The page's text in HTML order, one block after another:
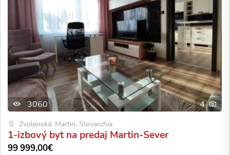
3060 4
Zvolenská, Martin, Slovacchia
1-izbový byt na predaj Martin-Sever
99 999,00€